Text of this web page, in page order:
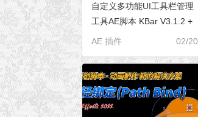
自定义多功能UI工具栏管理
工具AE脚本 KBar V3.1.2 +
使用教程
AE 插件 02/20